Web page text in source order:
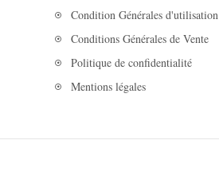
Condition Générales d'utilisation
Conditions Générales de Vente
Politique de confidentialité
Mentions légales